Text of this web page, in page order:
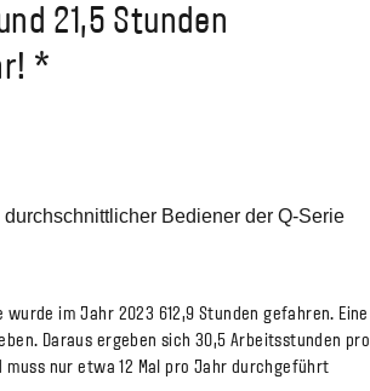
21,5 Stunden
*
Bediener der Q-Serie
im Jahr 2023 612,9 Stunden gefahren. Eine
Daraus ergeben sich 30,5 Arbeitsstunden pro
nur etwa 12 Mal pro Jahr durchgeführt